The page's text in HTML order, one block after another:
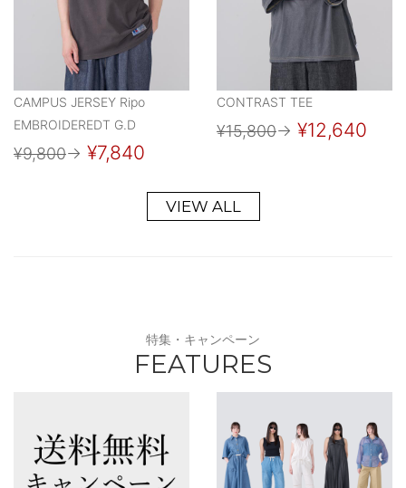
CAMPUS JERSEY Ripo
EMBROIDEREDT G.D
¥9,800→ ¥7,840
CONTRAST TEE
¥15,800→ ¥12,640
VIEW ALL
特集・キャンペーン
FEATURES